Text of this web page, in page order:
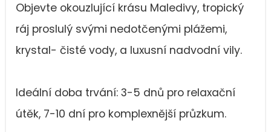
Objevte okouzlující krásu Maledivy, tropický
ráj proslulý svými nedotčenými plážemi,
krystal- čisté vody, a luxusní nadvodní vily.
Ideální doba trvání: 3-5 dnů pro relaxační
útěk, 7-10 dní pro komplexnější průzkum.